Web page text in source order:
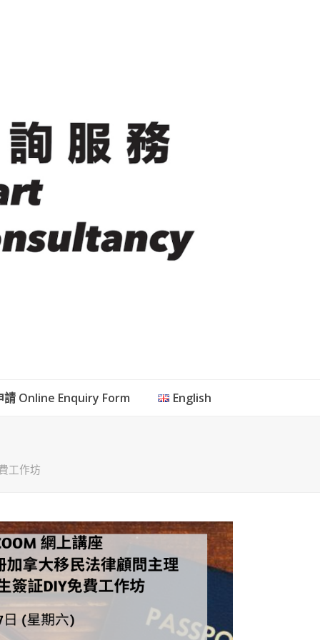
請 Online Enquiry Form English
工作坊